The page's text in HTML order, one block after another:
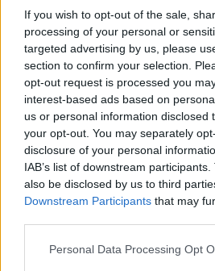
If you wish to opt-out of the sale,
processing of your personal or
targeted advertising by us, please
section to confirm your selection.
opt-out request is processed you
interest-based ads based on
us or personal information disclosed
your opt-out. You may separately
disclosure of your personal
IAB’s list of downstream
also be disclosed by us to third
Downstream Participants that may
Personal Data Processing Opt
Rockets.Jordan Pooley
equipo en busca de una
lejos del Chase Center.